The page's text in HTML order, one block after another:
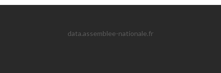
data.assemblee-nationale.fr